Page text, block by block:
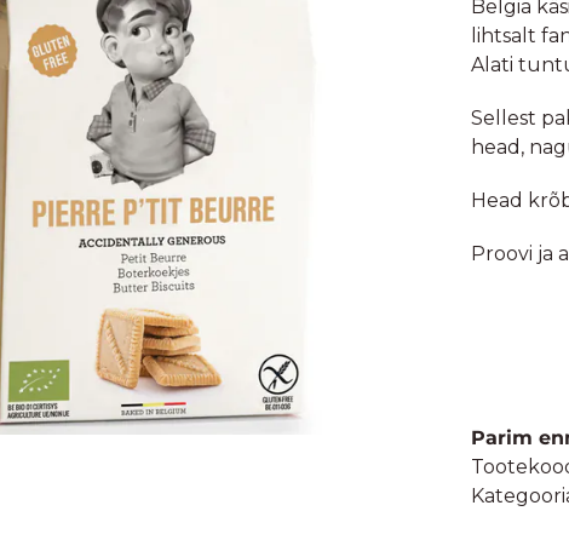
Belgia
lihtsalt
Alati
Sellest
head,
Head
Proovi ja
Parim